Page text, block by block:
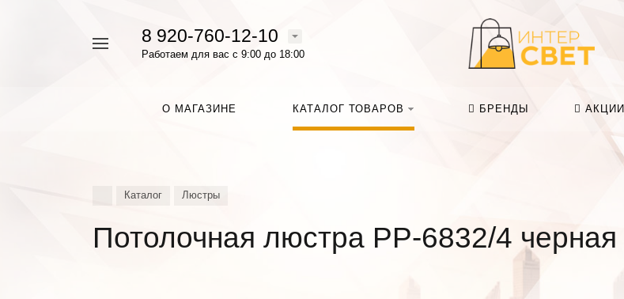
8 920-760-12-10
Работаем для вас с 9:00 до 18:00
О МАГАЗИНЕ КАТАЛОГ ТОВАРОВ БРЕНДЫ АКЦИИ
Каталог Люстры
Потолочная люстра PP-6832/4 черная